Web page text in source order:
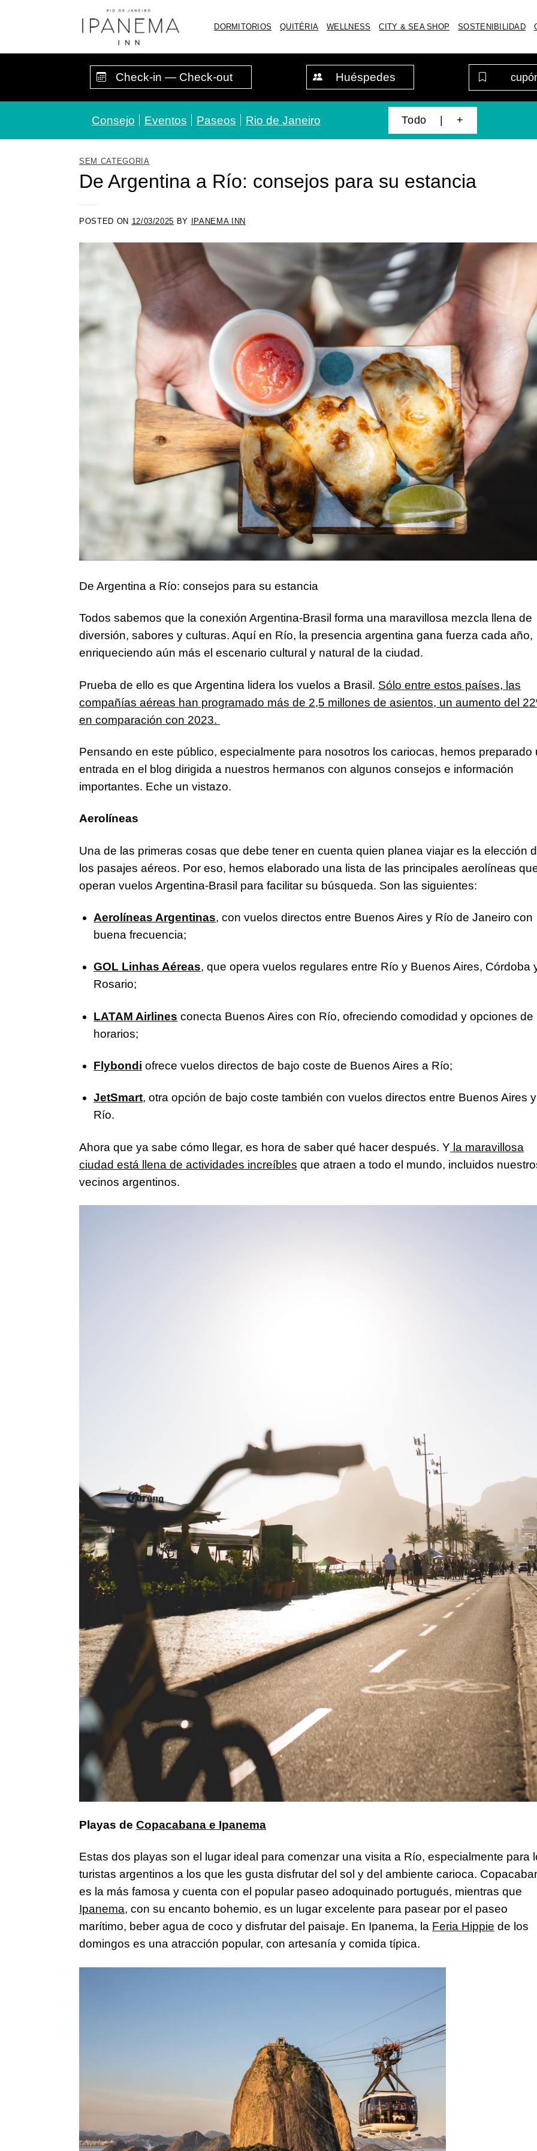
DORMITORIOS QUITÉRIA WELLNESS CITY & SEA SHOP SOSTENIBILIDAD
Huéspedes
Consejo Eventos Paseos Rio de Janeiro Todo | +
SEM CATEGORIA
De Argentina a Río: consejos para su estancia
POSTED ON 12/03/2025 BY IPANEMA INN
De Argentina a Río: consejos para su estancia
Todos sabemos que la conexión Argentina-Brasil forma una maravillosa mezcla llena de
diversión, sabores y culturas. Aquí en Río, la presencia argentina gana fuerza cada año,
enriqueciendo aún más el escenario cultural y natural de la ciudad.
Prueba de ello es que Argentina lidera los vuelos a Brasil. Sólo entre estos países, las
compañías aéreas han programado más de 2,5 millones de asientos, un aumento del
en comparación con 2023.
Pensando en este público, especialmente para nosotros los cariocas, hemos preparado
entrada en el blog dirigida a nuestros hermanos con algunos consejos e información
importantes. Eche un vistazo.
Aerolíneas
Una de las primeras cosas que debe tener en cuenta quien planea viajar es la elección
los pasajes aéreos. Por eso, hemos elaborado una lista de las principales aerolíneas
operan vuelos Argentina-Brasil para facilitar su búsqueda. Son las siguientes:
Aerolíneas Argentinas, con vuelos directos entre Buenos Aires y Río de Janeiro con
buena frecuencia;
GOL Linhas Aéreas, que opera vuelos regulares entre Río y Buenos Aires, Córdoba
Rosario;
LATAM Airlines conecta Buenos Aires con Río, ofreciendo comodidad y opciones de
horarios;
Flybondi ofrece vuelos directos de bajo coste de Buenos Aires a Río;
JetSmart, otra opción de bajo coste también con vuelos directos entre Buenos Aires y
Río.
Ahora que ya sabe cómo llegar, es hora de saber qué hacer después. Y la maravillosa
ciudad está llena de actividades increíbles que atraen a todo el mundo, incluidos
vecinos argentinos.
Playas de Copacabana e Ipanema
Estas dos playas son el lugar ideal para comenzar una visita a Río, especialmente para
turistas argentinos a los que les gusta disfrutar del sol y del ambiente carioca.
es la más famosa y cuenta con el popular paseo adoquinado portugués, mientras que
Ipanema, con su encanto bohemio, es un lugar excelente para pasear por el paseo
marítimo, beber agua de coco y disfrutar del paisaje. En Ipanema, la Feria Hippie de los
domingos es una atracción popular, con artesanía y comida típica.